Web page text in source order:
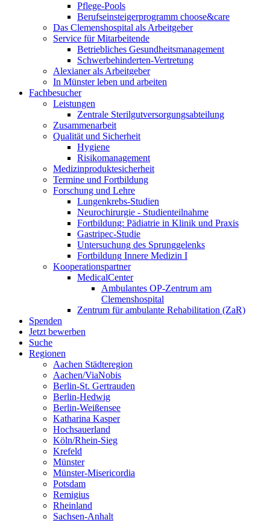
Pflege-Pools
Berufseinsteigerprogramm choose&care
Das Clemenshospital als Arbeitgeber
Service für Mitarbeitende
Betriebliches Gesundheitsmanagement
Schwerbehinderten-Vertretung
Alexianer als Arbeitgeber
In Münster leben und arbeiten
Fachbesucher
Leistungen
Zentrale Sterilgutversorgungsabteilung
Zusammenarbeit
Qualität und Sicherheit
Hygiene
Risikomanagement
Medizinproduktesicherheit
Termine und Fortbildung
Forschung und Lehre
Lungenkrebs-Studien
Neurochirurgie - Studienteilnahme
Fortbildung: Pädiatrie in Klinik und Praxis
Gastripec-Studie
Untersuchung des Sprunggelenks
Fortbildung Innere Medizin I
Kooperationspartner
MedicalCenter
Ambulantes OP-Zentrum am
Clemenshospital
Zentrum für ambulante Rehabilitation (ZaR)
Spenden
Jetzt bewerben
Suche
Regionen
Aachen Städteregion
Aachen/ViaNobis
Berlin-St. Gertrauden
Berlin-Hedwig
Berlin-Weißensee
Katharina Kasper
Hochsauerland
Köln/Rhein-Sieg
Krefeld
Münster
Münster-Misericordia
Potsdam
Remigius
Rheinland
Sachsen-Anhalt